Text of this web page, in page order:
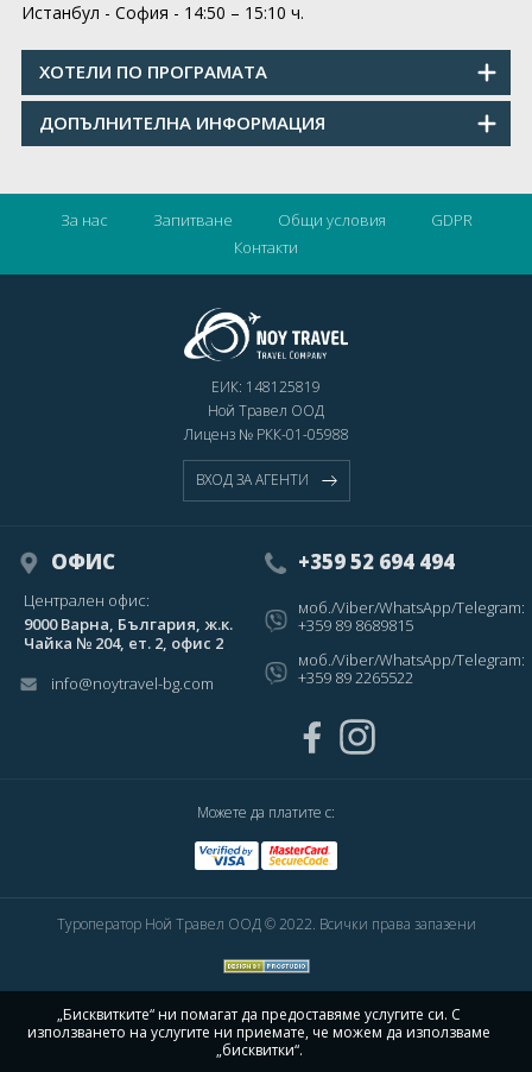
Истанбул - София - 14:50 – 15:10 ч.
ХОТЕЛИ ПО ПРОГРАМАТА
ДОПЪЛНИТЕЛНА ИНФОРМАЦИЯ
За нас Запитване Общи условия
GDPR
Контакти
ЕИК: 148125819
Ной Травел ООД
Лиценз № РКК-01-05988
ВХОД ЗА АГЕНТИ
ОФИС
Централен офис:
9000 Варна, България, ж.к.
Чайка № 204, ет. 2, офис 2
info@noytravel-bg.com
+359 52 694 494
моб./Viber/WhatsApp/Telegram:
+359 89 8689815
моб./Viber/WhatsApp/Telegram:
+359 89 2265522
Можете да платите с:
Туроператор Ной Травел ООД © 2022. Всички права запазени
„Бисквитките“ ни помагат да предоставяме услугите си. С
използването на услугите ни приемате, че можем да използваме
„бисквитки“.